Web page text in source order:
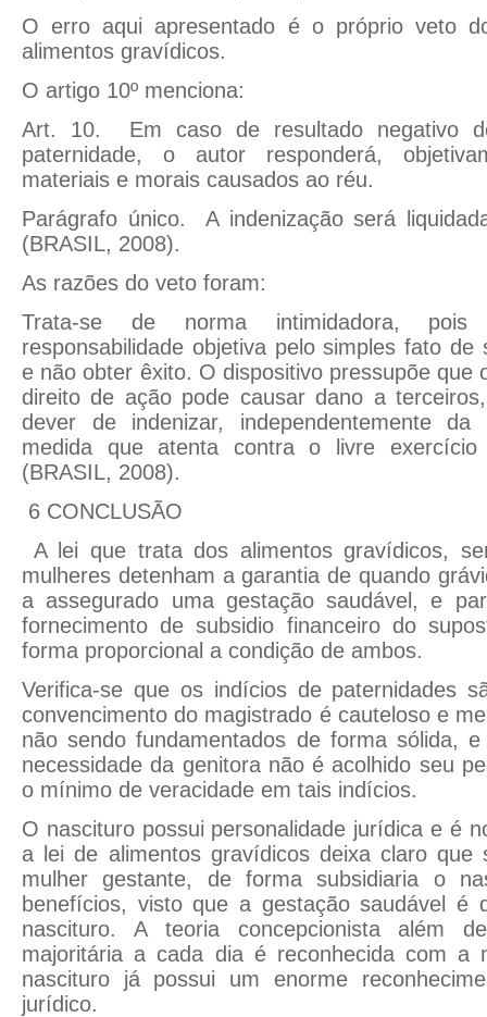
O erro aqui apresentado é o próprio veto
alimentos gravídicos.
O artigo 10º menciona:
Art. 10. Em caso de resultado negativo
paternidade, o autor responderá,
materiais e morais causados ao réu.
Parágrafo único. A indenização será
(BRASIL, 2008).
As razões do veto foram:
Trata-se de norma intimidadora,
responsabilidade objetiva pelo simples fato
e não obter êxito. O dispositivo pressupõe que
direito de ação pode causar dano a
dever de indenizar, independentemente
medida que atenta contra o livre
(BRASIL, 2008).
6 CONCLUSÃO
A lei que trata dos alimentos gravídicos,
mulheres detenham a garantia de quando
a assegurado uma gestação saudável, e
fornecimento de subsidio financeiro do
forma proporcional a condição de ambos.
Verifica-se que os indícios de paternidades
convencimento do magistrado é cauteloso e
não sendo fundamentados de forma sólida,
necessidade da genitora não é acolhido seu
o mínimo de veracidade em tais indícios.
O nascituro possui personalidade jurídica e é
a lei de alimentos gravídicos deixa claro que
mulher gestante, de forma subsidiaria o
benefícios, visto que a gestação saudável é
nascituro. A teoria concepcionista além
majoritária a cada dia é reconhecida com a
nascituro já possui um enorme
jurídico.